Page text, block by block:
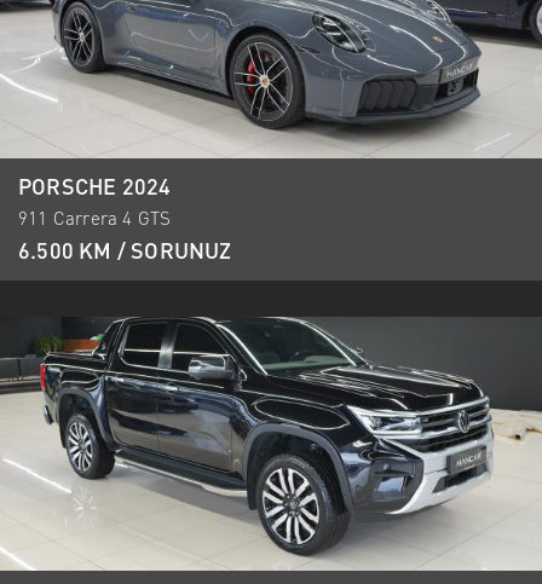
PORSCHE 2024
911 Carrera 4 GTS
6.500 KM / SORUNUZ